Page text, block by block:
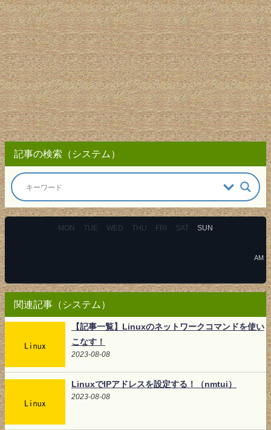
記事の検索（システム）
MON TUE WED THU FRI SAT SUN
AM
関連記事（システム）
【記事一覧】Linuxのネットワークコマンドを使い
こなす！
2023-08-08
LinuxでIPアドレスを設定する！（nmtui）
2023-08-08